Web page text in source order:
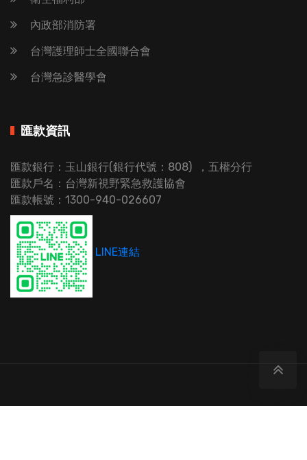
內政部消防署
台灣護理師士全國聯合會
台灣急診醫學會
匯款資訊
匯款銀行：玉山銀行(銀行代號：808) ，五權分行
匯款戶名：台灣新視野緊急救護協會
匯款帳號：1300-940-026607
LINE連結